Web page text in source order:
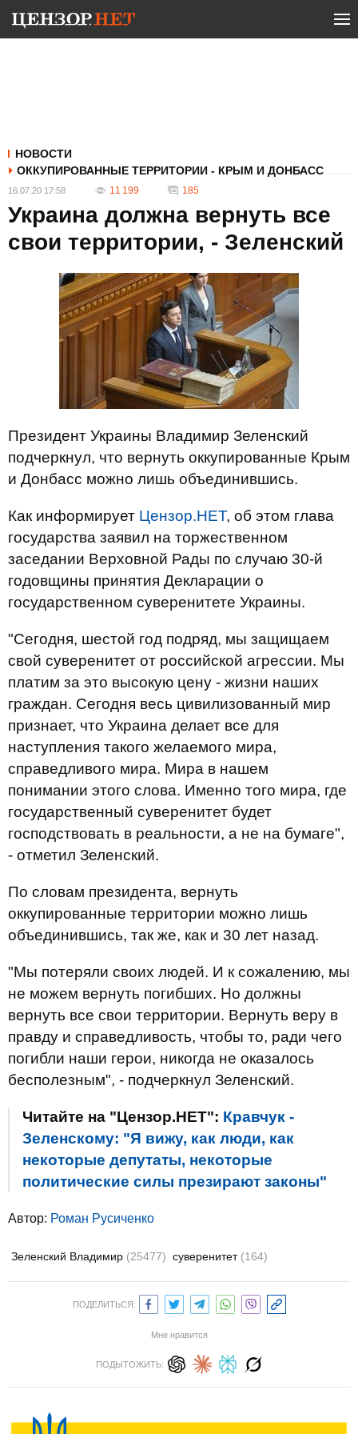
НОВОСТИ
ОККУПИРОВАННЫЕ ТЕРРИТОРИИ - КРЫМ И ДОНБАСС
16.07.20 17:58 11 199 185
Украина должна вернуть все
свои территории, - Зеленский
Президент Украины Владимир Зеленский
подчеркнул, что вернуть оккупированные Крым
и Донбасс можно лишь объединившись.
Как информирует Цензор.НЕТ, об этом глава
государства заявил на торжественном
заседании Верховной Рады по случаю 30-й
годовщины принятия Декларации о
государственном суверенитете Украины.
"Сегодня, шестой год подряд, мы защищаем
свой суверенитет от российской агрессии. Мы
платим за это высокую цену - жизни наших
граждан. Сегодня весь цивилизованный мир
признает, что Украина делает все для
наступления такого желаемого мира,
справедливого мира. Мира в нашем
понимании этого слова. Именно того мира, где
государственный суверенитет будет
господствовать в реальности, а не на бумаге",
- отметил Зеленский.
По словам президента, вернуть
оккупированные территории можно лишь
объединившись, так же, как и 30 лет назад.
"Мы потеряли своих людей. И к сожалению, мы
не можем вернуть погибших. Но должны
вернуть все свои территории. Вернуть веру в
правду и справедливость, чтобы то, ради чего
погибли наши герои, никогда не оказалось
бесполезным", - подчеркнул Зеленский.
Читайте на "Цензор.НЕТ": Кравчук -
Зеленскому: "Я вижу, как люди, как
некоторые депутаты, некоторые
политические силы презирают законы"
Автор: Роман Русиченко
Зеленский Владимир (25477) суверенитет (164)
ПОДЕЛИТЬСЯ:
Мне нравится
ПОДЫТОЖИТЬ: